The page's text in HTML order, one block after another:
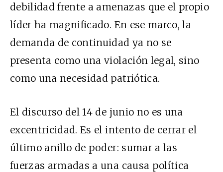
debilidad frente a amenazas que el propio
líder ha magnificado. En ese marco, la
demanda de continuidad ya no se
presenta como una violación legal, sino
como una necesidad patriótica.
El discurso del 14 de junio no es una
excentricidad. Es el intento de cerrar el
último anillo de poder: sumar a las
fuerzas armadas a una causa política